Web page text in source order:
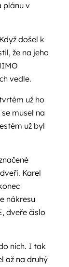
plánu v
došel k
že na jeho
vedle.
už ho
musel na
už byl
Karel
nákresu
dveře číslo
nich. I tak
až na druhý